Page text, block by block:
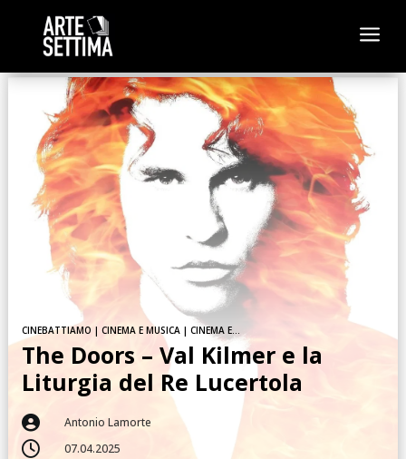
a
CINEBATTIAMO | CINEMA E MUSICA| CINEMA E...
The Doors – Val Kilmer e la
Liturgia del Re Lucertola
 Antonio Lamorte
 07.04.2025